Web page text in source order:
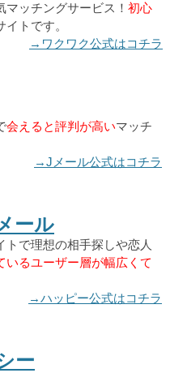
ッチングサービス！ 初心
トです。
→ワクワク公式はコチラ
会えると評判が高いマッチ
→Jメール公式はコチラ
ール
トで理想の相手探しや恋人
いるユーザー層が幅広くて
→ハッピー公式はコチラ
ー